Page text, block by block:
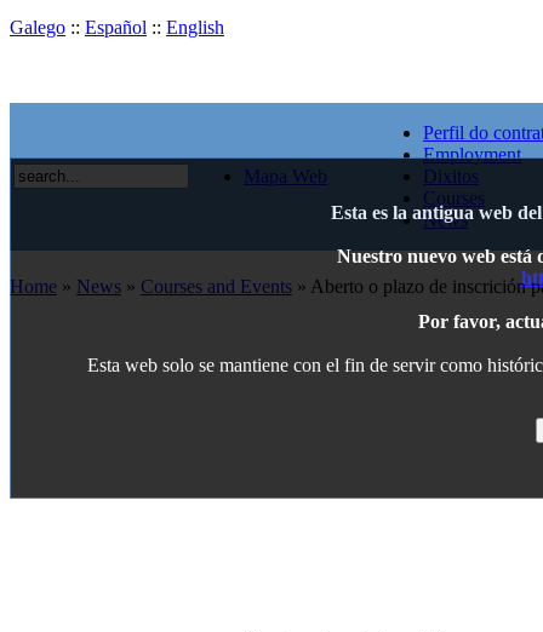
Esta es la antigua web
Nuestro nuevo web está
Por favor,
Esta web solo se mantiene con el fin de servir como
Galego :: Español :: English
Mapa Web
Perfil do
Employment
Dixitos
Courses
News
Home » News » Courses and Events » Aberto o plazo de inscrición